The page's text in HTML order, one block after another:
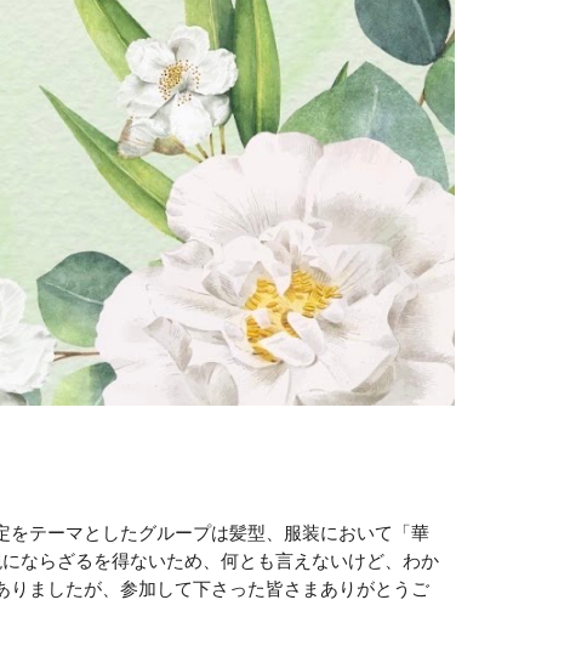
テーマとしたグループは髪型、服装において「華
ならざるを得ないため、何とも言えないけど、わか
ましたが、参加して下さった皆さまありがとうご